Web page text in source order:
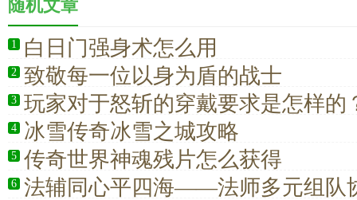
随机文章
1 白日门强身术怎么用
2 致敬每一位以身为盾的战士
3 玩家对于怒斩的穿戴要求是怎样的
4 冰雪传奇冰雪之城攻略
5 传奇世界神魂残片怎么获得
6 法辅同心平四海——法师多元组队